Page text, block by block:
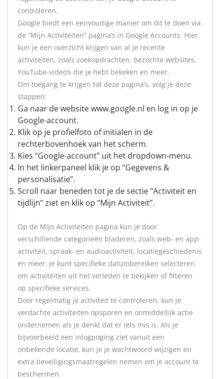
controleren.
Google biedt een eenvoudige manier om dit te doen via
de “Mijn Activiteiten” pagina’s in Google Accounts. Hier
kun je een overzicht krijgen van al je recente
activiteiten, zoals zoekopdrachten, bezochte websites,
YouTube-video’s die je hebt bekeken en meer.
Om toegang te krijgen tot deze pagina’s, volg je deze
stappen:
Ga naar de website www.google.nl en log in op je
Google-account.
Klik op je profielfoto of initialen in de
rechterbovenhoek van het scherm.
Kies “Google-account” uit het dropdown-menu.
In het linkerpaneel klik je op “Gegevens &
personalisatie”.
Scroll naar beneden tot je de sectie “Activiteit en
tijdlijn” ziet en klik op “Mijn Activiteit”.
Op de Mijn Activiteiten pagina kun je door
verschillende categorieën bladeren, zoals web- en app-
activiteit, spraak- en audioactiviteit, locatiegeschiedenis
en meer. Je kunt specifieke datumbereiken selecteren
om activiteiten uit het verleden te bekijken of filteren
op specifieke services.
Door regelmatig je activiteit te controleren, kun je
verdachte activiteiten opsporen en onmiddellijk actie
ondernemen als je denkt dat er iets mis is. Als je
bijvoorbeeld een inlogpoging ziet vanuit een
onbekende locatie, kun je je wachtwoord wijzigen en
extra beveiligingsmaatregelen nemen om je account te
beschermen.